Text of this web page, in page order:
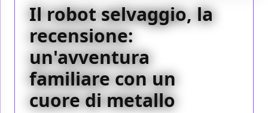
Il robot selvaggio, la
recensione:
un'avventura
familiare con un
cuore di metallo